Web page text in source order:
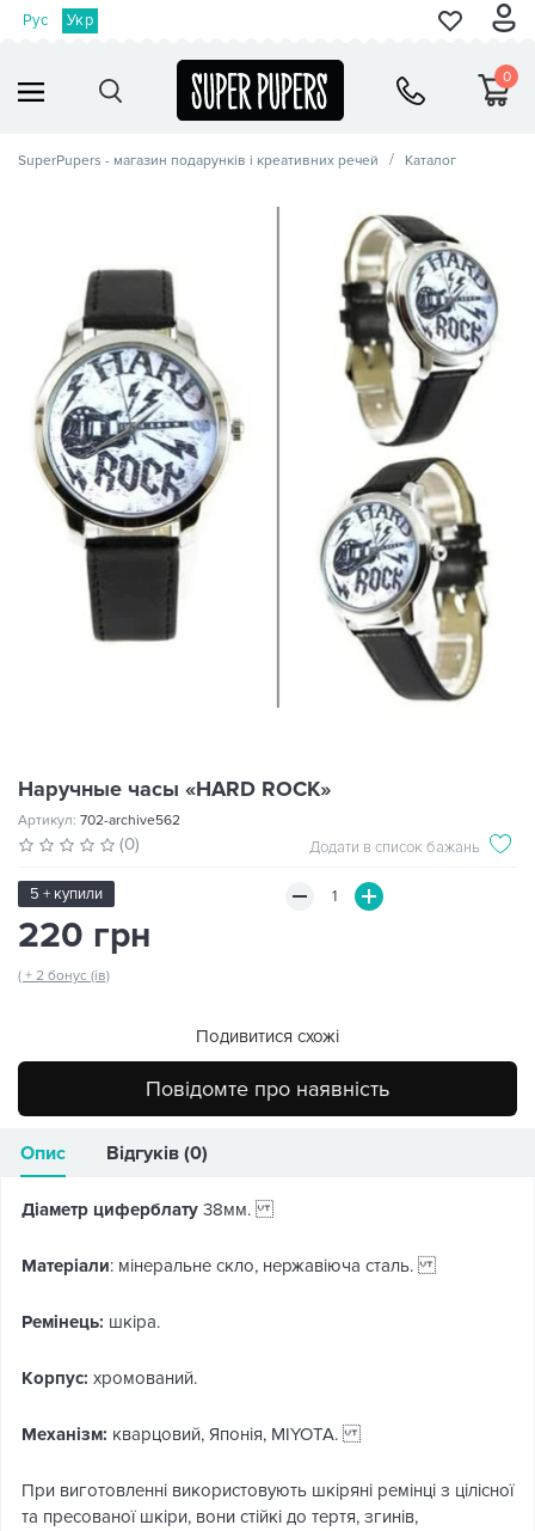
Рус Укр
0
SuperPupers - магазин подарунків і креативних речей Каталог
Наручные часы «HARD ROCK»
Артикул: 702-archive562
(0) Додати в список бажань
5 + купили
220 грн
( + 2 бонус (ів)
Подивитися схожі
Повідомте про наявність
Опис Відгуків (0)
Діаметр циферблату 38мм.
Матеріали: мінеральне скло, нержавіюча сталь.
Ремінець: шкіра.
Корпус: хромований.
Механізм: кварцовий, Японія, MIYOTA.
При виготовленні використовують шкіряні ремінці з цілісної
та пресованої шкіри, вони стійкі до тертя, згинів,